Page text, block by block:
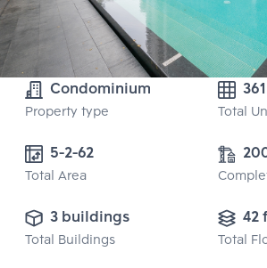
Condominium
Property type
361
Total
5-2-62
Total Area
3 buildings
Total Buildings
42
Total